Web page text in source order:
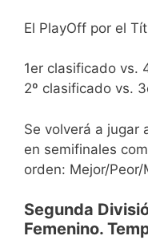
El PlayOff por el
1er clasificado vs.
2º clasificado vs.
Se volverá a jugar
en semifinales
orden: Mejor/
Segunda
Femenino.